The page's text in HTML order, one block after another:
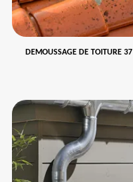
DEMOUSSAGE DE TOITURE 37